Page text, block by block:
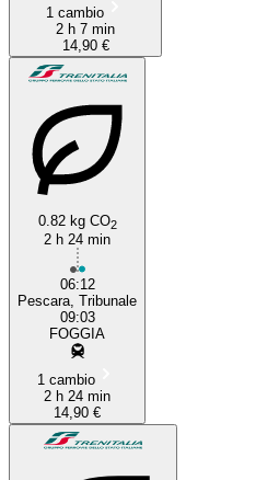
1 cambio
2 h 7 min
14,90 €
0.82 kg CO2
2 h 24 min
06:12
Pescara, Tribunale
09:03
FOGGIA
1 cambio
2 h 24 min
14,90 €